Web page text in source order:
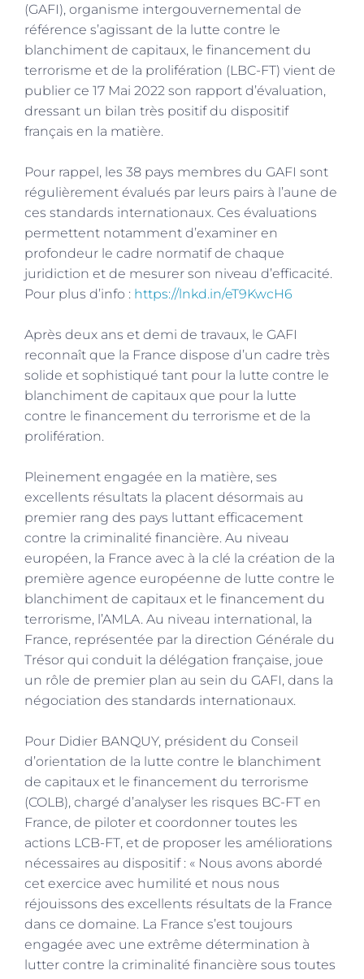
(GAFI), organisme intergouvernemental de
référence s’agissant de la lutte contre le
blanchiment de capitaux, le financement du
terrorisme et de la prolifération (LBC-FT) vient de
publier ce 17 Mai 2022 son rapport d’évaluation,
dressant un bilan très positif du dispositif
français en la matière.
Pour rappel, les 38 pays membres du GAFI sont
régulièrement évalués par leurs pairs à l’aune de
ces standards internationaux. Ces évaluations
permettent notamment d’examiner en
profondeur le cadre normatif de chaque
juridiction et de mesurer son niveau d’efficacité.
Pour plus d’info : https://lnkd.in/eT9KwcH6
Après deux ans et demi de travaux, le GAFI
reconnaît que la France dispose d’un cadre très
solide et sophistiqué tant pour la lutte contre le
blanchiment de capitaux que pour la lutte
contre le financement du terrorisme et de la
prolifération.
Pleinement engagée en la matière, ses
excellents résultats la placent désormais au
premier rang des pays luttant efficacement
contre la criminalité financière. Au niveau
européen, la France avec à la clé la création de la
première agence européenne de lutte contre le
blanchiment de capitaux et le financement du
terrorisme, l’AMLA. Au niveau international, la
France, représentée par la direction Générale du
Trésor qui conduit la délégation française, joue
un rôle de premier plan au sein du GAFI, dans la
négociation des standards internationaux.
Pour Didier BANQUY, président du Conseil
d’orientation de la lutte contre le blanchiment
de capitaux et le financement du terrorisme
(COLB), chargé d’analyser les risques BC-FT en
France, de piloter et coordonner toutes les
actions LCB-FT, et de proposer les améliorations
nécessaires au dispositif : « Nous avons abordé
cet exercice avec humilité et nous nous
réjouissons des excellents résultats de la France
dans ce domaine. La France s’est toujours
engagée avec une extrême détermination à
lutter contre la criminalité financière sous toutes